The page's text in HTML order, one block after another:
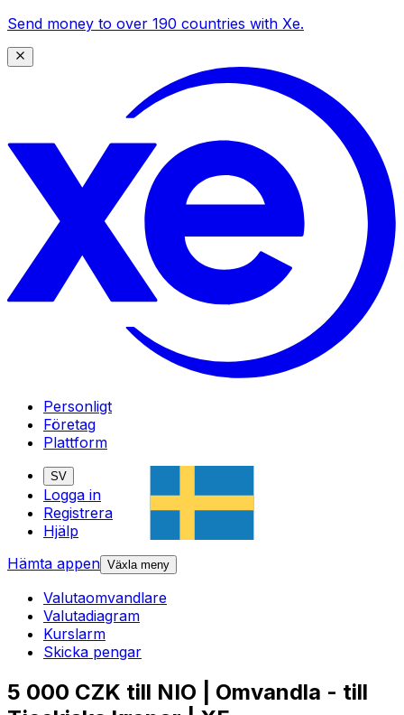
Send money to over 190 countries with Xe.
Personligt
Företag
Plattform
SV
Logga in
Registrera
Hjälp
Hämta appen Växla meny
Valutaomvandlare
Valutadiagram
Kurslarm
Skicka pengar
5 000 CZK till NIO | Omvandla - till